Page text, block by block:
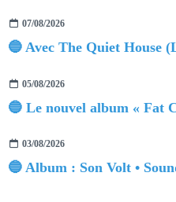
07/08/2026
05/08/2026
03/08/2026
🔵 Album : Son Volt •